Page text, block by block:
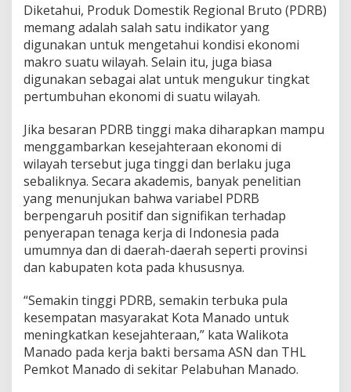
Diketahui, Produk Domestik Regional Bruto (PDRB)
memang adalah salah satu indikator yang
digunakan untuk mengetahui kondisi ekonomi
makro suatu wilayah. Selain itu, juga biasa
digunakan sebagai alat untuk mengukur tingkat
pertumbuhan ekonomi di suatu wilayah.
Jika besaran PDRB tinggi maka diharapkan mampu
menggambarkan kesejahteraan ekonomi di
wilayah tersebut juga tinggi dan berlaku juga
sebaliknya. Secara akademis, banyak penelitian
yang menunjukan bahwa variabel PDRB
berpengaruh positif dan signifikan terhadap
penyerapan tenaga kerja di Indonesia pada
umumnya dan di daerah-daerah seperti provinsi
dan kabupaten kota pada khususnya.
“Semakin tinggi PDRB, semakin terbuka pula
kesempatan masyarakat Kota Manado untuk
meningkatkan kesejahteraan,” kata Walikota
Manado pada kerja bakti bersama ASN dan THL
Pemkot Manado di sekitar Pelabuhan Manado.